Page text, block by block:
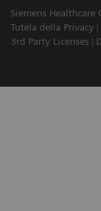
Siemens Healthcare
Tutela della Privacy
3rd Party Licenses